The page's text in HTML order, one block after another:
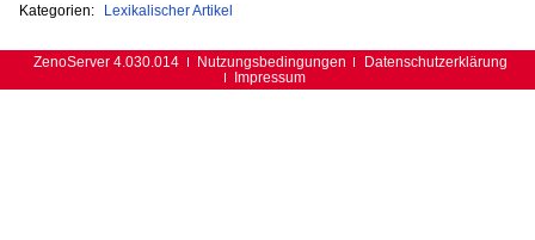
Kategorien:
Lexikalischer Artikel
ZenoServer 4.030.014 Nutzungsbedingungen
Datenschutzerklärung
Impressum